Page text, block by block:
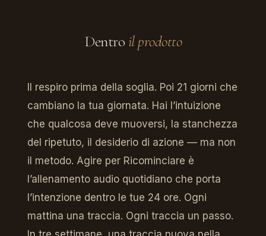
Dentro il prodotto
Il respiro prima della soglia. Poi 21 giorni che
cambiano la tua giornata. Hai l’intuizione
che qualcosa deve muoversi, la stanchezza
del ripetuto, il desiderio di azione — ma non
il metodo. Agire per Ricominciare è
l’allenamento audio quotidiano che porta
l’intenzione dentro le tue 24 ore. Ogni
mattina una traccia. Ogni traccia un passo.